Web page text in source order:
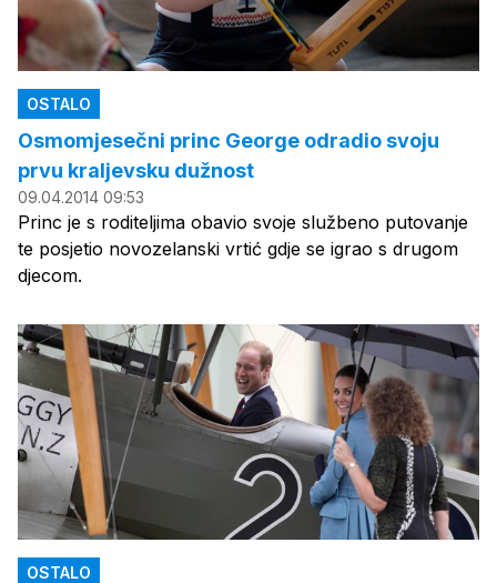
OSTALO
Osmomjesečni princ George odradio svoju
prvu kraljevsku dužnost
09.04.2014 09:53
Princ je s roditeljima obavio svoje službeno putovanje
te posjetio novozelanski vrtić gdje se igrao s drugom
djecom.
OSTALO